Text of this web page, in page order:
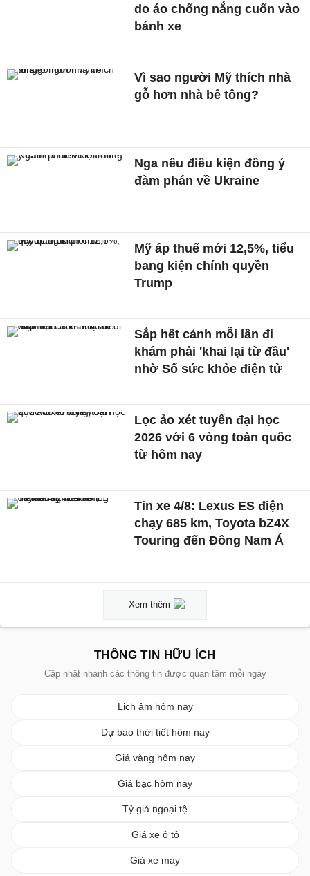
do áo chống nắng cuốn vào
bánh xe
Vì sao người Mỹ thích nhà
gỗ hơn nhà bê tông?
Nga nêu điều kiện đồng ý
đàm phán về Ukraine
Mỹ áp thuế mới 12,5%, tiểu
bang kiện chính quyền
Trump
Sắp hết cảnh mỗi lần đi
khám phải 'khai lại từ đầu'
nhờ Sổ sức khỏe điện tử
Lọc ảo xét tuyển đại học
2026 với 6 vòng toàn quốc
từ hôm nay
Tin xe 4/8: Lexus ES điện
chạy 685 km, Toyota bZ4X
Touring đến Đông Nam Á
Xem thêm
THÔNG TIN HỮU ÍCH
Cập nhật nhanh các thông tin được quan tâm mỗi ngày
Lịch âm hôm nay
Dự báo thời tiết hôm nay
Giá vàng hôm nay
Giá bạc hôm nay
Tỷ giá ngoại tệ
Giá xe ô tô
Giá xe máy